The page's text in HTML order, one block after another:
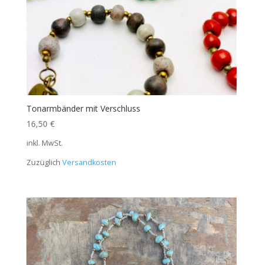
Tonarmbänder mit Verschluss
16,50 €
inkl. MwSt.
Zuzüglich Versandkosten